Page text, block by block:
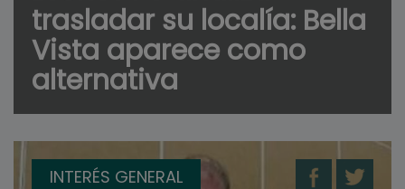
trasladar su localía: Bella
Vista aparece como
alternativa
INTERÉS GENERAL